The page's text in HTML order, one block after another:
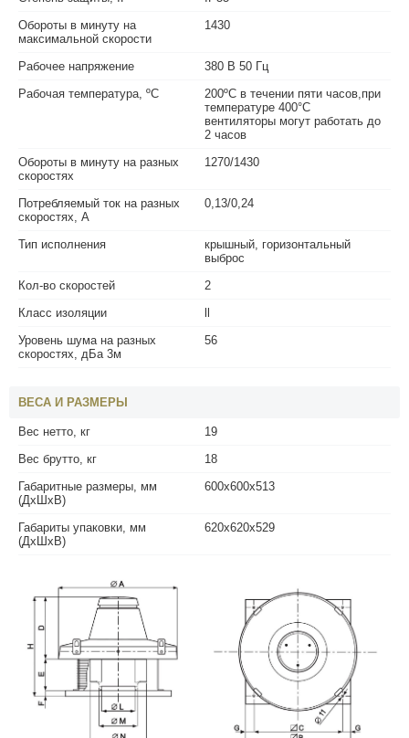
Обороты в минуту на
максимальной скорости
1430
Рабочее напряжение
380 В 50 Гц
Рабочая температура, ºС
200ºС в течении пяти часов,при
температуре 400°С
вентиляторы могут работать до
2 часов
Обороты в минуту на разных
скоростях
1270/1430
Потребляемый ток на разных
скоростях, А
0,13/0,24
Тип исполнения
крышный, горизонтальный
выброс
Кол-во скоростей
2
Класс изоляции
ll
Уровень шума на разных
скоростях, дБа 3м
56
ВЕСА И РАЗМЕРЫ
Вес нетто, кг
19
Вес брутто, кг
18
Габаритные размеры, мм
(ДхШхВ)
600х600х513
Габариты упаковки, мм
(ДхШхВ)
620х620х529